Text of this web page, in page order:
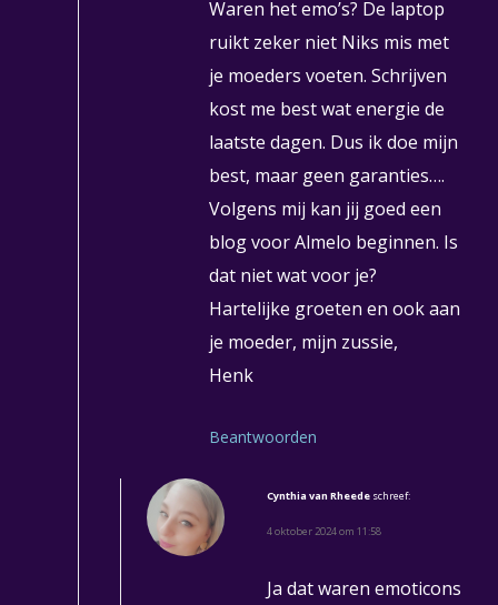
Waren het emo’s? De laptop
ruikt zeker niet Niks mis met
je moeders voeten. Schrijven
kost me best wat energie de
laatste dagen. Dus ik doe mijn
best, maar geen garanties….
Volgens mij kan jij goed een
blog voor Almelo beginnen. Is
dat niet wat voor je?
Hartelijke groeten en ook aan
je moeder, mijn zussie,
Henk
Beantwoorden
Cynthia van Rheede schreef:
4 oktober 2024 om 11:58
Ja dat waren emoticons